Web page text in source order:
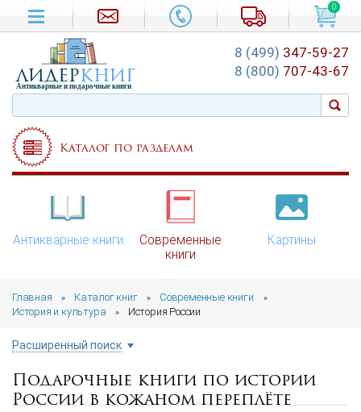
Каталог по разделам
Антикварные книги
Современные
книги
Картины
Главная » Каталог книг » Современные книги »
История и культура » История России
Расширенный поиск
Цена руб.
от
до
Подарочные книги по истории
России в кожаном переплёте
0
лидеркниг
Антикварные и подарочные книги
8 (499) 347-59-27
8 (800) 707-43-67